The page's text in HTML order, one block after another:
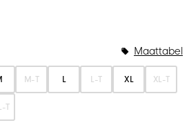
M-T L L-T XL XL-T
T
Maattabel